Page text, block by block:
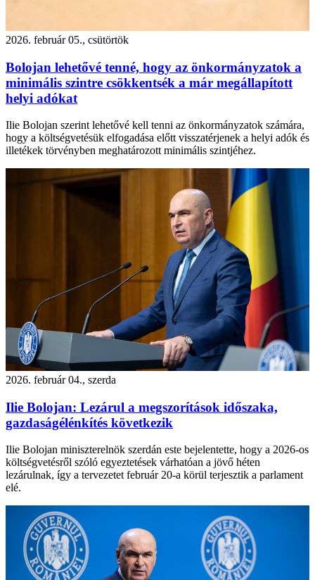
2026. február 05., csütörtök
Bolojan lehetővé tenné, hogy az önkormányzatok a
minimális szintre csökkentsék a már megállapított
helyi adókat
Ilie Bolojan szerint lehetővé kell tenni az önkormányzatok számára,
hogy a költségvetésük elfogadása előtt visszatérjenek a helyi adók és
illetékek törvényben meghatározott minimális szintjéhez.
2026. február 04., szerda
Ilie Bolojan: Lezárul a megszorítások időszaka,
gazdaságélénkítés következik
Ilie Bolojan miniszterelnök szerdán este bejelentette, hogy a 2026-os
költségvetésről szóló egyeztetések várhatóan a jövő héten
lezárulnak, így a tervezetet február 20-a körül terjesztik a parlament
elé.